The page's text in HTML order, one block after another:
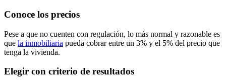
Conoce los precios
Pese a que no cuenten con regulación, lo más normal y razonable es
que la inmobiliaria pueda cobrar entre un 3% y el 5% del precio que
tenga la vivienda.
Elegir con criterio de resultados